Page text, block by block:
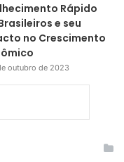
Rápido
e seu
no Crescimento
outubro de 2023